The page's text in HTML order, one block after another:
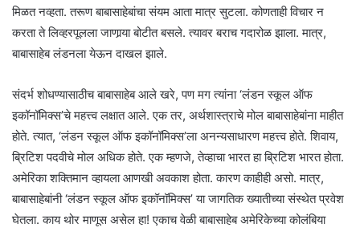
मिळत नव्हता. तरूण बाबासाहेबांचा संयम आता मात्र सुटला. कोणताही विचार न
करता ते लिव्हरपूलला जाणार्‍या बोटीत बसले. त्यावर बराच गदारोळ झाला. मात्र,
बाबासाहेब लंडनला येऊन दाखल झाले.
संदर्भ शोधण्यासाठीच बाबासाहेब आले खरे, पण मग त्यांना ‘लंडन स्कूल ऑफ
इकॉनॉमिक्स’चे महत्त्व लक्षात आले. एक तर, अर्थशास्त्राचे मोल बाबासाहेबांना माहीत
होते. त्यात, ‘लंडन स्कूल ऑफ इकॉनॉमिक्स’ला अनन्यसाधारण महत्त्व होते. शिवाय,
ब्रिटिश पदवीचे मोल अधिक होते. एक म्हणजे, तेव्हाचा भारत हा ब्रिटिश भारत होता.
अमेरिका शक्तिमान व्हायला आणखी अवकाश होता. कारण काहीही असो. मात्र,
बाबासाहेबांनी ‘लंडन स्कूल ऑफ इकॉनॉमिक्स’ या जागतिक ख्यातीच्या संस्थेत प्रवेश
घेतला. काय थोर माणूस असेल हा! एकाच वेळी बाबासाहेब अमेरिकेच्या कोलंबिया